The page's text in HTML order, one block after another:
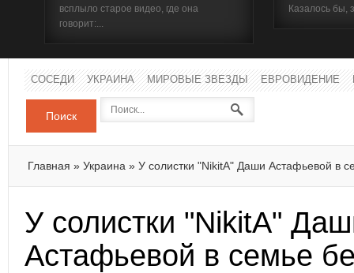
всплыло старое видео, где она
говорит:...
Казалось бы,
СОСЕДИ УКРАИНА МИРОВЫЕ ЗВЕЗДЫ ЕВРОВИДЕНИЕ
Поиск
Главная » Украина » У солистки "NikitA" Даши Астафьевой в
У солистки "NikitA"
Астафьевой в семье